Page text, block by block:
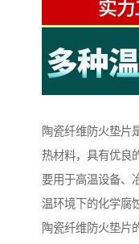
陶瓷纤维防火垫片
热材料，具有优良
要用于高温设备、
温环境下的化学腐
陶瓷纤维防火垫片